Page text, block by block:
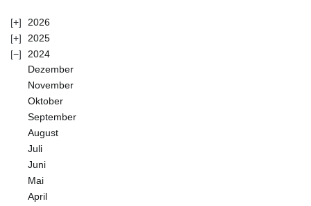
2026
2025
2024
Dezember
November
Oktober
September
August
Juli
Juni
Mai
April